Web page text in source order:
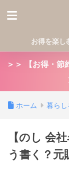
お得を楽し
＞＞ 【お得・節
ホーム 暮らし
【のし 会
う書く？元